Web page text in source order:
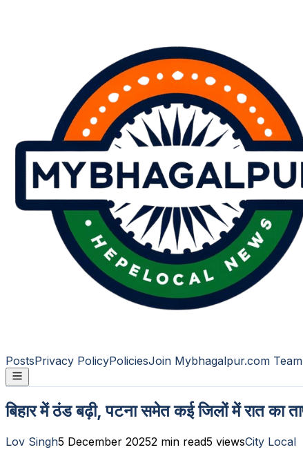
PostsPrivacy PolicyPoliciesJoin Mybhagalpur.com Team
बिहार में ठंड बढ़ी, पटना समेत कई जिलों में रात का
Lov Singh5 December 20252 min read5 viewsCity Local